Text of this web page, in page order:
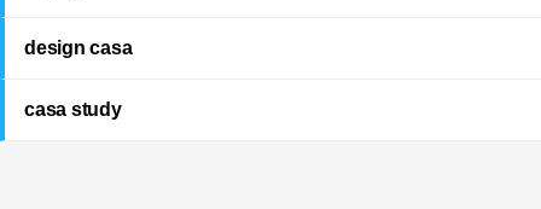
design casa
casa study